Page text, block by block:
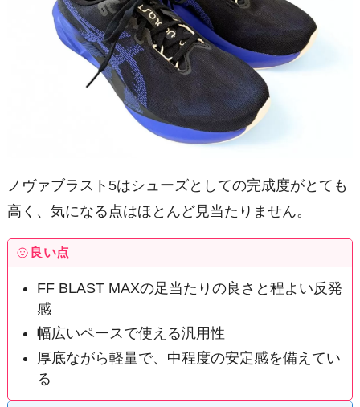
ノヴァブラスト5はシューズとしての完成度がとても
高く、気になる点はほとんど見当たりません。
良い点
FF BLAST MAXの足当たりの良さと程よい反発
感
幅広いペースで使える汎用性
厚底ながら軽量で、中程度の安定感を備えてい
る